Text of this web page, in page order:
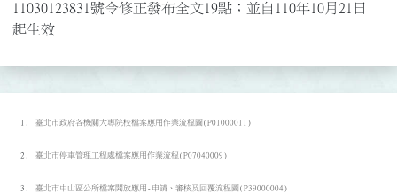
11030123831號令修正發布全文19點；並自110年10月21日
起生效
臺北市政府各機關大專院校檔案應用作業流程圖(P01000011)
臺北市停車管理工程處檔案應用作業流程(P07040009)
臺北市中山區公所檔案開放應用-申請、審核及回覆流程圖(P39000004)